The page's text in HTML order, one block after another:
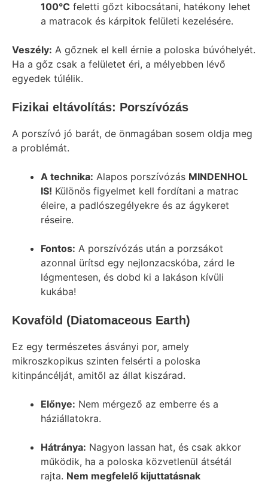
100°C feletti gőzt kibocsátani, hatékony lehet
a matracok és kárpitok felületi kezelésére.
Veszély: A gőznek el kell érnie a poloska búvóhelyét.
Ha a gőz csak a felületet éri, a mélyebben lévő
egyedek túlélik.
Fizikai eltávolítás: Porszívózás
A porszívó jó barát, de önmagában sosem oldja meg
a problémát.
A technika: Alapos porszívózás MINDENHOL
IS! Különös figyelmet kell fordítani a matrac
éleire, a padlószegélyekre és az ágykeret
réseire.
Fontos: A porszívózás után a porzsákot
azonnal ürítsd egy nejlonzacskóba, zárd le
légmentesen, és dobd ki a lakáson kívüli
kukába!
Kovaföld (Diatomaceous Earth)
Ez egy természetes ásványi por, amely
mikroszkopikus szinten felsérti a poloska
kitinpáncélját, amitől az állat kiszárad.
Előnye: Nem mérgező az emberre és a
háziállatokra.
Hátránya: Nagyon lassan hat, és csak akkor
működik, ha a poloska közvetlenül átsétál
rajta. Nem megfelelő kijuttatásnak